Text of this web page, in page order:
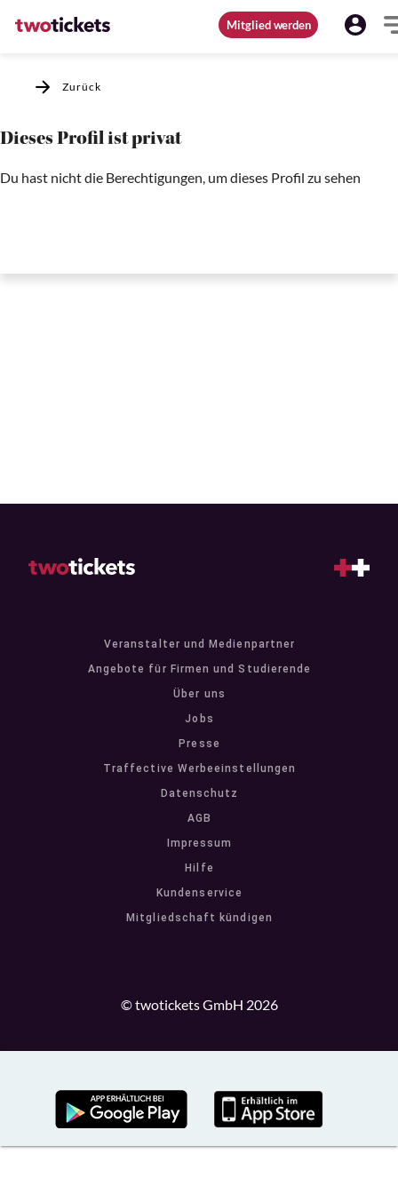
Mitglied werden
Zurück
Dieses Profil ist privat
Du hast nicht die Berechtigungen, um dieses Profil zu sehen
Veranstalter und Medienpartner
Angebote für Firmen und Studierende
Über uns
Jobs
Presse
Traffective Werbeeinstellungen
Datenschutz
AGB
Impressum
Hilfe
Kundenservice
Mitgliedschaft kündigen
© twotickets GmbH 2026